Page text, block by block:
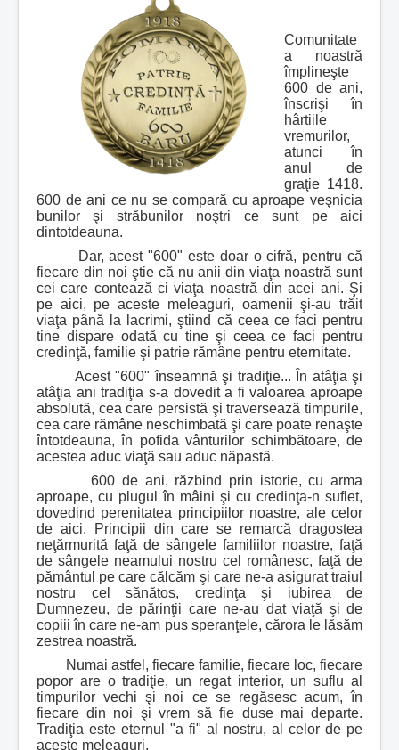
Comunitate
a noastră
împlineşte
600 de ani,
înscrişi în
hârtiile
vremurilor,
atunci în
anul de
graţie 1418.
600 de ani ce nu se compară cu aproape veşnicia
bunilor şi străbunilor noştri ce sunt pe aici
dintotdeauna.
Dar, acest "600" este doar o cifră, pentru că
fiecare din noi ştie că nu anii din viaţa noastră sunt
cei care contează ci viaţa noastră din acei ani. Şi
pe aici, pe aceste meleaguri, oamenii şi-au trăit
viaţa până la lacrimi, ştiind că ceea ce faci pentru
tine dispare odată cu tine şi ceea ce faci pentru
credinţă, familie şi patrie rămâne pentru eternitate.
Acest "600" înseamnă şi tradiţie... În atâţia şi
atâţia ani tradiţia s-a dovedit a fi valoarea aproape
absolută, cea care persistă şi traversează timpurile,
cea care rămâne neschimbată şi care poate renaşte
întotdeauna, în pofida vânturilor schimbătoare, de
acestea aduc viaţă sau aduc năpastă.
600 de ani, răzbind prin istorie, cu arma
aproape, cu plugul în mâini şi cu credinţa-n suflet,
dovedind perenitatea principiilor noastre, ale celor
de aici. Principii din care se remarcă dragostea
neţărmurită faţă de sângele familiilor noastre, faţă
de sângele neamului nostru cel românesc, faţă de
pământul pe care călcăm şi care ne-a asigurat traiul
nostru cel sănătos, credinţa şi iubirea de
Dumnezeu, de părinţii care ne-au dat viaţă şi de
copiii în care ne-am pus speranţele, cărora le lăsăm
zestrea noastră.
Numai astfel, fiecare familie, fiecare loc, fiecare
popor are o tradiţie, un regat interior, un suflu al
timpurilor vechi şi noi ce se regăsesc acum, în
fiecare din noi şi vrem să fie duse mai departe.
Tradiţia este eternul "a fi" al nostru, al celor de pe
aceste meleaguri.